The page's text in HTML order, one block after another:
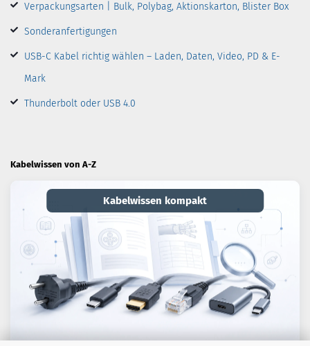
Verpackungsarten | Bulk, Polybag, Aktionskarton, Blister Box
Sonderanfertigungen
USB-C Kabel richtig wählen – Laden, Daten, Video, PD & E-
Mark
Thunderbolt oder USB 4.0
Kabelwissen von A-Z
Kabelwissen kompakt